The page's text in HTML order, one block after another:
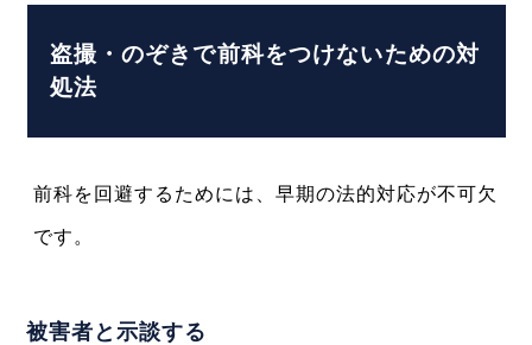
盗撮・のぞきで前科をつけないための対
処法
前科を回避するためには、早期の法的対応が不可欠
です。
被害者と示談する